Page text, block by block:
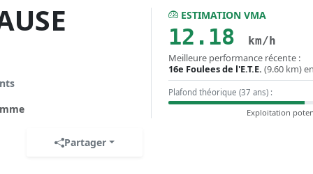
Partager
ESTIMATION VMA
12.18 km/h
Meilleure performance récente :
16e Foulees de l'E.T.E. (9.60 km)
Plafond théorique (37 ans) :
Exploitation